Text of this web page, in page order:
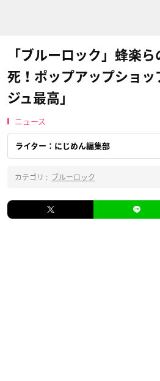
「ブルーロック」蜂楽
死！ポップアップショッ
ジュ最高」
ニュース
ライター：にじめん編集部
カテゴリ : ブルーロック